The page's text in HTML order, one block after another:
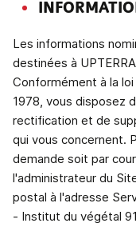
Les informations
destinées à
Conformément à la
1978, vous disposez
rectification et de
qui vous concernent.
demande soit par
l'administrateur du
postal à l'adresse
- Institut du végétal